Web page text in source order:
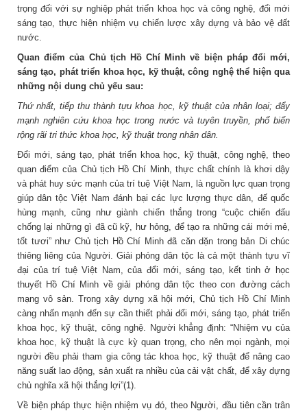
trọng đối với sự nghiệp phát triển khoa học và công nghệ, đổi mới
sáng tạo, thực hiện nhiệm vụ chiến lược xây dựng và bảo vệ đất
nước.
Quan điểm của Chủ tịch Hồ Chí Minh về biện pháp đổi mới,
sáng tạo, phát triển khoa học, kỹ thuật, công nghệ thể hiện qua
những nội dung chủ yếu sau:
Thứ nhất, tiếp thu thành tựu khoa học, kỹ thuật của nhân loại; đẩy
mạnh nghiên cứu khoa học trong nước và tuyên truyền, phổ biến
rộng rãi tri thức khoa học, kỹ thuật trong nhân dân.
Đổi mới, sáng tạo, phát triển khoa học, kỹ thuật, công nghệ, theo
quan điểm của Chủ tịch Hồ Chí Minh, thực chất chính là khơi dậy
và phát huy sức mạnh của trí tuệ Việt Nam, là nguồn lực quan trọng
giúp dân tộc Việt Nam đánh bại các lực lượng thực dân, đế quốc
hùng mạnh, cũng như giành chiến thắng trong “cuộc chiến đấu
chống lại những gì đã cũ kỹ, hư hỏng, để tạo ra những cái mới mẻ,
tốt tươi” như Chủ tịch Hồ Chí Minh đã căn dặn trong bản Di chúc
thiêng liêng của Người. Giải phóng dân tộc là cả một thành tựu vĩ
đại của trí tuệ Việt Nam, của đổi mới, sáng tạo, kết tinh ở học
thuyết Hồ Chí Minh về giải phóng dân tộc theo con đường cách
mạng vô sản. Trong xây dựng xã hội mới, Chủ tịch Hồ Chí Minh
càng nhấn mạnh đến sự cần thiết phải đổi mới, sáng tạo, phát triển
khoa học, kỹ thuật, công nghệ. Người khẳng định: “Nhiệm vụ của
khoa học, kỹ thuật là cực kỳ quan trọng, cho nên mọi ngành, mọi
người đều phải tham gia công tác khoa học, kỹ thuật để nâng cao
năng suất lao động, sản xuất ra nhiều của cải vật chất, để xây dựng
chủ nghĩa xã hội thắng lợi”(1).
Về biện pháp thực hiện nhiệm vụ đó, theo Người, đầu tiên cần trân